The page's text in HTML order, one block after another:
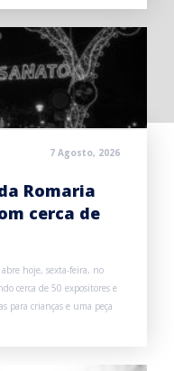
7 Agosto, 2026
Romaria
cerca de
hoje, sexta-feira, no
cerca de 50 expositores e
para crianças e uma peça